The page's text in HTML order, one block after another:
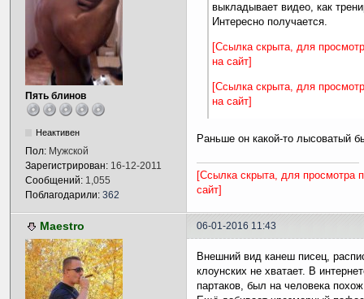
Пять блинов
Неактивен
Пол: Мужской
Зарегистрирован: 16-12-2011
Сообщений: 1,055
Поблагодарили: 362
выкладывает видео, как
Интересно получается.
[Ссылка скрыта, для
на сайт]
[Ссылка скрыта, для
на сайт]
Раньше он какой-то лысоватый
[Ссылка скрыта, для просмотра
сайт]
Maestro 06-01-2016 11:43
Внешний вид канеш писец,
клоунских не хватает. В
партаков, был на человека